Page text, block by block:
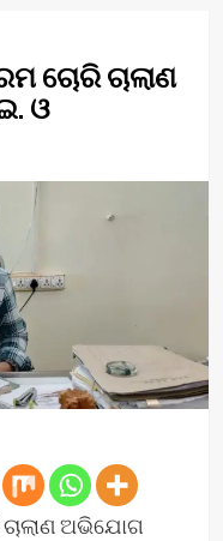
ଚୋରି ଚାଲାଣ
ଓ
ଅଭିଯୋଗ